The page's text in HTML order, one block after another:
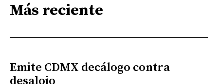
Más reciente
Emite CDMX decálogo contra
desalojo